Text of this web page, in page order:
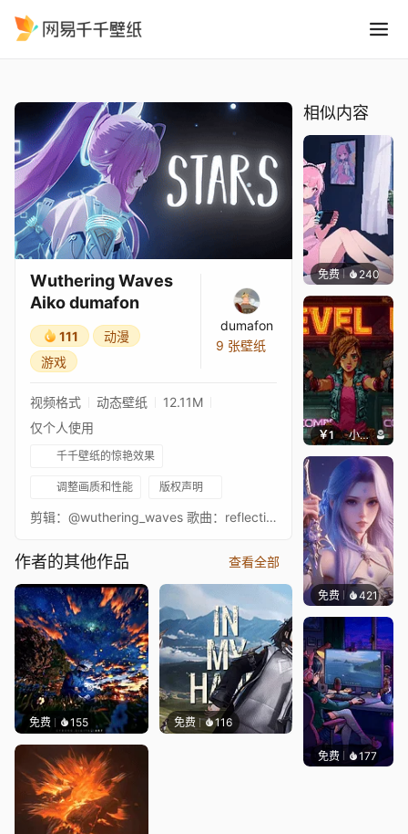
Wuthering Waves
Aiko dumafon
111
动漫
游戏
dumafon
9 张壁纸
视频格式 动态壁纸
12.11M
仅个人使用
千千壁纸的惊艳效果
调整画质和性能 版权声明
剪辑：@wuthering_waves 歌曲：reflections 类型：游戏 游戏名称：Wuthering Waves 软件：After Effects。 #wuwa #wuwaedit #wutheringwaves #aemeath #wutheringwavesedit #wuwacreator wuwa AikoWuthering Waves, WuWa, Aiko, Rover, 主角, 动态壁纸, 动画壁纸
作者的其他作品 查看全部
免费 155 免费 116
相似内容
免费 240好看
￥1 小鹿子
免费 421好看
免费 177